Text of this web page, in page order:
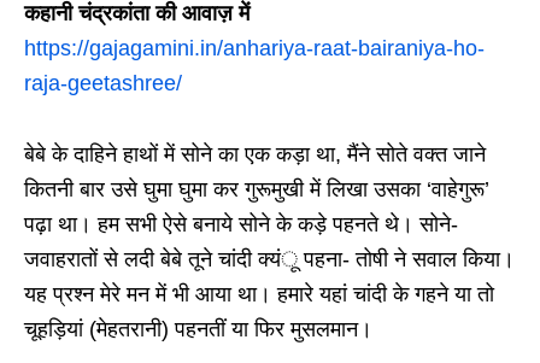
कहानी चंद्रकांता की आवाज़ में
https://gajagamini.in/anhariya-raat-bairaniya-ho-
raja-geetashree/
बेबे के दाहिने हाथों में सोने का एक कड़ा था, मैंने सोते वक्त जाने
कितनी बार उसे घुमा घुमा कर गुरूमुखी में लिखा उसका ‘वाहेगुरू’
पढ़ा था। हम सभी ऐसे बनाये सोने के कड़े पहनते थे। सोने-
जवाहरातों से लदी बेबे तूने चांदी क्यंू पहना- तोषी ने सवाल किया।
यह प्रश्न मेरे मन में भी आया था। हमारे यहां चांदी के गहने या तो
चूहड़ियां (मेहतरानी) पहनतीं या फिर मुसलमान।